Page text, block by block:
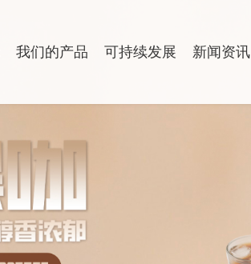
我们的产品 可持续发展 新闻资讯